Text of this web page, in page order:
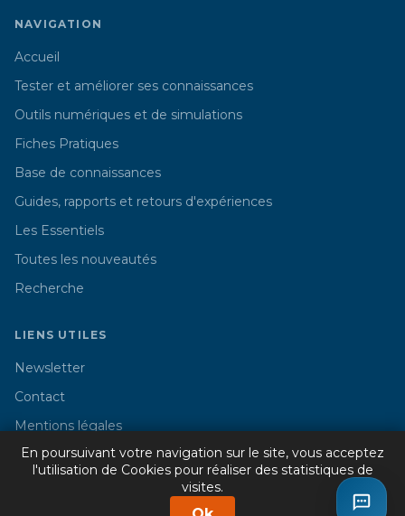
NAVIGATION
Accueil
Tester et améliorer ses connaissances
Outils numériques et de simulations
Fiches Pratiques
Base de connaissances
Guides, rapports et retours d'expériences
Les Essentiels
Toutes les nouveautés
Recherche
LIENS UTILES
Newsletter
Contact
Mentions légales
© 2026 Cercle Promodul - Tous droits réservés
En poursuivant votre navigation sur le site, vous acceptez
l'utilisation de Cookies pour réaliser des statistiques de
visites.